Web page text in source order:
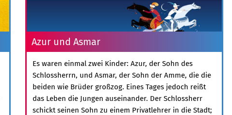
Azur und Asmar
Es waren einmal zwei Kinder: Azur, der Sohn des
Schlossherrn, und Asmar, der Sohn der Amme, die die
beiden wie Brüder großzog. Eines Tages jedoch reißt
das Leben die Jungen auseinander. Der Schlossherr
schickt seinen Sohn zu einem Privatlehrer in die Stadt;